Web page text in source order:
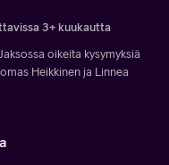
3+ kuukautta
oikeita kysymyksiä
Heikkinen ja Linnea